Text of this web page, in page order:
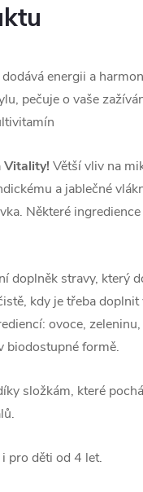
energii a
pečuje o vaše
Vitality!Větší vliv na
a jablečné
Některé
doplněk stravy, který
kdy je třeba doplnit
ovoce,
biodostupné formě.
složkám, které
pro děti od 4 let.